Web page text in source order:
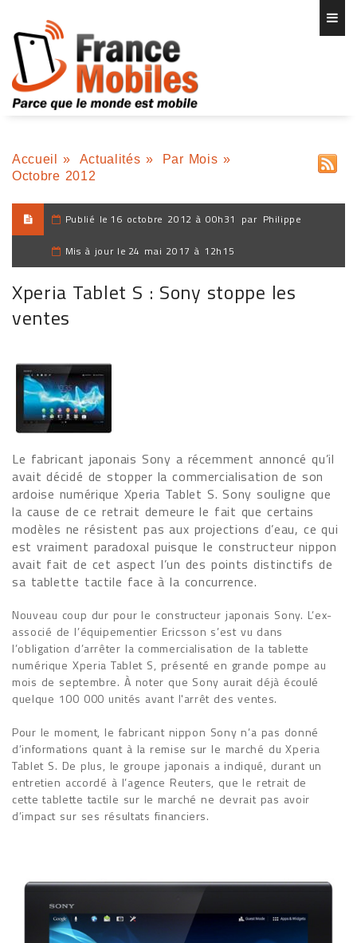
Accueil » Actualités » Par Mois »
Octobre 2012
Publié le 16 octobre 2012 à 00h31 par Philippe
Mis à jour le 24 mai 2017 à 12h15
Xperia Tablet S : Sony stoppe les
ventes
Le fabricant japonais Sony a récemment annoncé qu’il
avait décidé de stopper la commercialisation de son
ardoise numérique Xperia Tablet S. Sony souligne que
la cause de ce retrait demeure le fait que certains
modèles ne résistent pas aux projections d’eau, ce qui
est vraiment paradoxal puisque le constructeur nippon
avait fait de cet aspect l’un des points distinctifs de
sa tablette tactile face à la concurrence.
Nouveau coup dur pour le constructeur japonais Sony. L’ex-
associé de l’équipementier Ericsson s’est vu dans
l’obligation d’arrêter la commercialisation de la tablette
numérique Xperia Tablet S, présenté en grande pompe au
mois de septembre. À noter que Sony aurait déjà écoulé
quelque 100 000 unités avant l'arrêt des ventes.
Pour le moment, le fabricant nippon Sony n’a pas donné
d’informations quant à la remise sur le marché du Xperia
Tablet S. De plus, le groupe japonais a indiqué, durant un
entretien accordé à l’agence Reuters, que le retrait de
cette tablette tactile sur le marché ne devrait pas avoir
d’impact sur ses résultats financiers.